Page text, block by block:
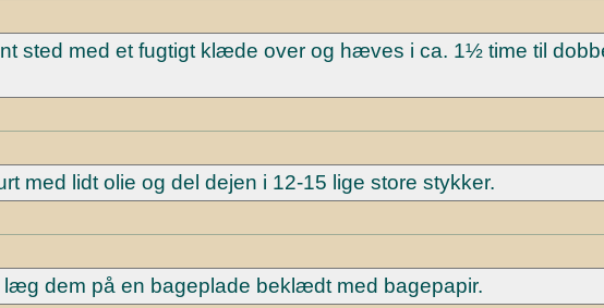
sted med et fugtigt klæde over og hæves i ca. 1½ time til
med lidt olie og del dejen i 12-15 lige store stykker.
dem på en bageplade beklædt med bagepapir.